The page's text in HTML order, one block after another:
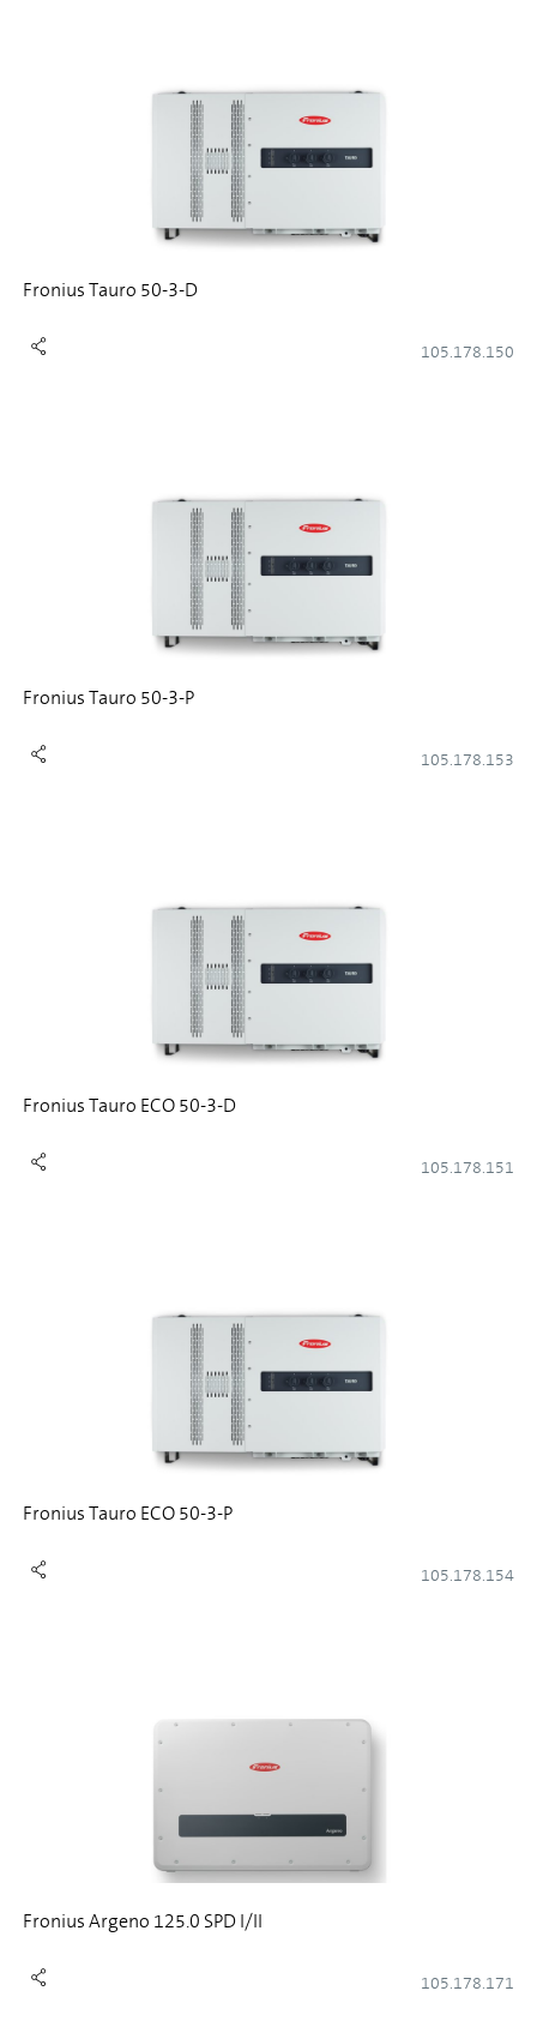
Fronius Tauro 50-3-D
105.178.150
Fronius Tauro 50-3-P
105.178.153
Fronius Tauro ECO 50-3-D
105.178.151
Fronius Tauro ECO 50-3-P
105.178.154
Fronius Argeno 125.0 SPD I/II
105.178.171